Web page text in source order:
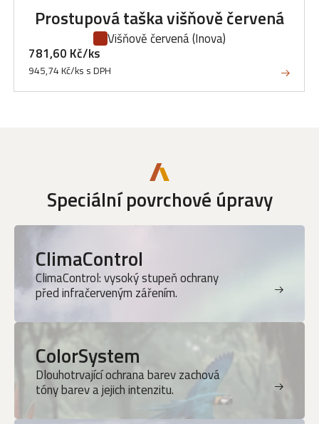
Prostupová taška višňově červená
Višňově červená(Inova)
781,60 Kč/ks
945,74 Kč/ks s DPH
Speciální povrchové úpravy
ClimaControl
ClimaControl: vysoký stupeň ochrany
před infračerveným zářením.
ColorSystem
Dlouhotrvající ochrana barev zachová
tóny barev a jejich intenzitu.